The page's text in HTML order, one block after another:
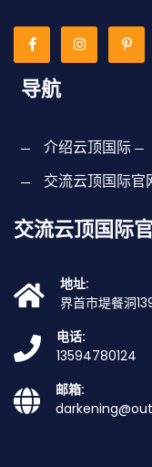
导航
介绍云顶国际
交流云顶国际官
交流云顶国际
地址:
界首市堤餐洞
电话:
13594780124
邮箱: